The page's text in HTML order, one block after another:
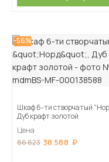
-56%
Шкаф 6-ти створчатый
Дуб крафт золотой
Цена
86 823 38 588